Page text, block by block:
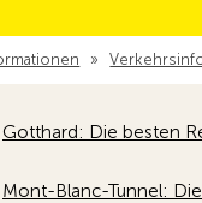
»
Gotthard: Die besten
Mont-Blanc-Tunnel: